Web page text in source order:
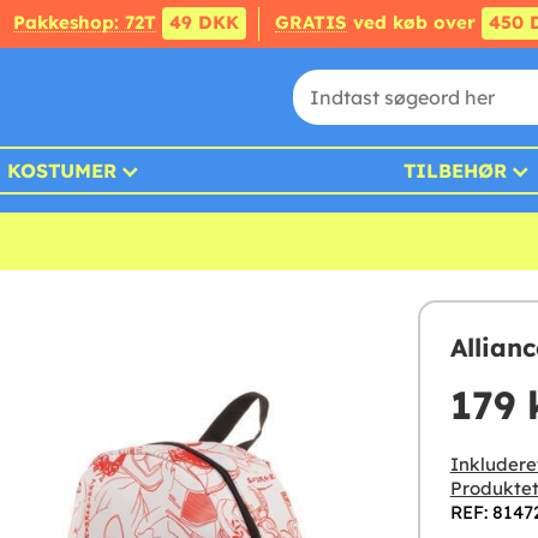
Pakkeshop: 72T 49 DKK GRATIS ved køb over 450
KOSTUMER TILBEHØR
179
REF: